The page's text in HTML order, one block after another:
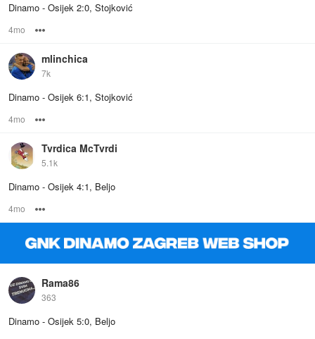
Dinamo - Osijek 2:0, Stojković
4mo
mlinchica
7k
Dinamo - Osijek 6:1, Stojković
4mo
Tvrdica McTvrdi
5.1k
Dinamo - Osijek 4:1, Beljo
4mo
Rama86
363
Dinamo - Osijek 5:0, Beljo